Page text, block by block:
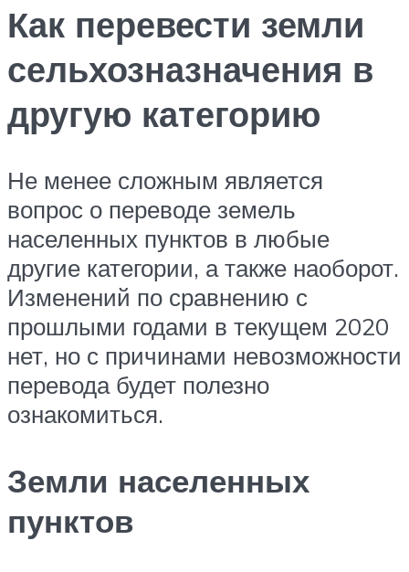
Как перевести земли
сельхозназначения в
другую категорию
Не менее сложным является
вопрос о переводе земель
населенных пунктов в любые
другие категории, а также наоборот.
Изменений по сравнению с
прошлыми годами в текущем 2020
нет, но с причинами невозможности
перевода будет полезно
ознакомиться.
Земли населенных
пунктов